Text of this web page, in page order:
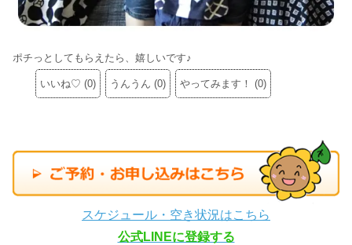
ポチっとしてもらえたら、嬉しいです♪
いいね♡ (0) うんうん (0) やってみます！ (0)
スケジュール・空き状況はこちら
公式LINEに登録する